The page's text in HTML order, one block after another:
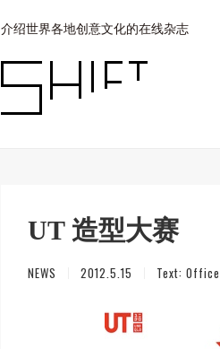
介绍世界各地创意文化的在线杂志
UT 造型大赛
NEWS 2012.5.15 Text: